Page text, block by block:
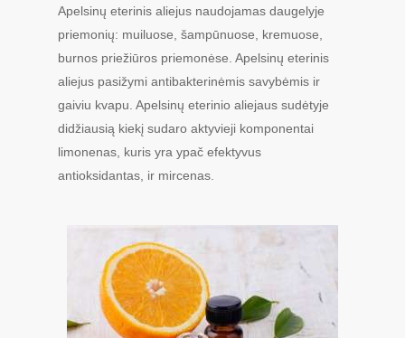
Apelsinų eterinis aliejus naudojamas daugelyje
priemonių: muiluose, šampūnuose, kremuose,
burnos priežiūros priemonėse. Apelsinų eterinis
aliejus pasižymi antibakterinėmis savybėmis ir
gaiviu kvapu. Apelsinų eterinio aliejaus sudėtyje
didžiausią kiekį sudaro aktyvieji komponentai
limonenas, kuris yra ypač efektyvus
antioksidantas, ir mircenas.